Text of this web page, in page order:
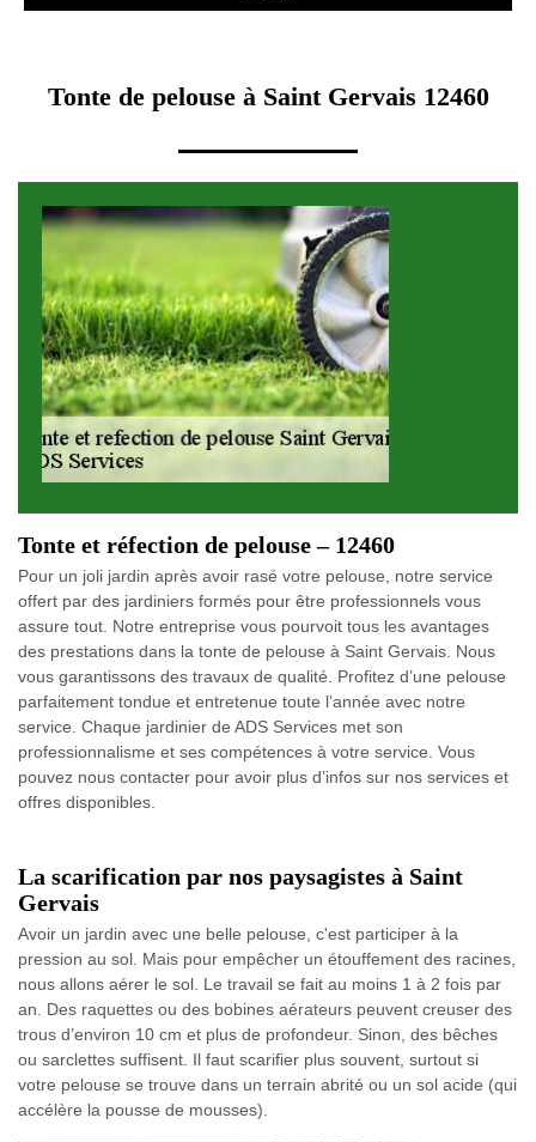
Tonte de pelouse à Saint Gervais 12460
Tonte et réfection de pelouse – 12460
Pour un joli jardin après avoir rasé votre pelouse, notre service
offert par des jardiniers formés pour être professionnels vous
assure tout. Notre entreprise vous pourvoit tous les avantages
des prestations dans la tonte de pelouse à Saint Gervais. Nous
vous garantissons des travaux de qualité. Profitez d’une pelouse
parfaitement tondue et entretenue toute l’année avec notre
service. Chaque jardinier de ADS Services met son
professionnalisme et ses compétences à votre service. Vous
pouvez nous contacter pour avoir plus d’infos sur nos services et
offres disponibles.
La scarification par nos paysagistes à Saint
Gervais
Avoir un jardin avec une belle pelouse, c'est participer à la
pression au sol. Mais pour empêcher un étouffement des racines,
nous allons aérer le sol. Le travail se fait au moins 1 à 2 fois par
an. Des raquettes ou des bobines aérateurs peuvent creuser des
trous d’environ 10 cm et plus de profondeur. Sinon, des bêches
ou sarclettes suffisent. Il faut scarifier plus souvent, surtout si
votre pelouse se trouve dans un terrain abrité ou un sol acide (qui
accélère la pousse de mousses).